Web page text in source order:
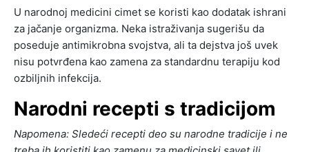
U narodnoj medicini cimet se koristi kao dodatak ishrani
za jačanje organizma. Neka istraživanja sugerišu da
poseduje antimikrobna svojstva, ali ta dejstva još uvek
nisu potvrđena kao zamena za standardnu terapiju kod
ozbiljnih infekcija.
Narodni recepti s tradicijom
Napomena: Sledeći recepti deo su narodne tradicije i ne